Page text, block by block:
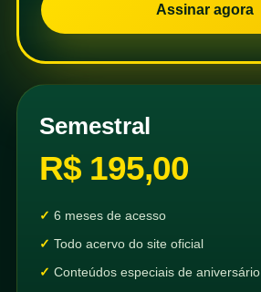
Assinar agora
Semestral
R$ 195,00
6 meses de acesso
Todo acervo do site oficial
Conteúdos especiais de aniversário